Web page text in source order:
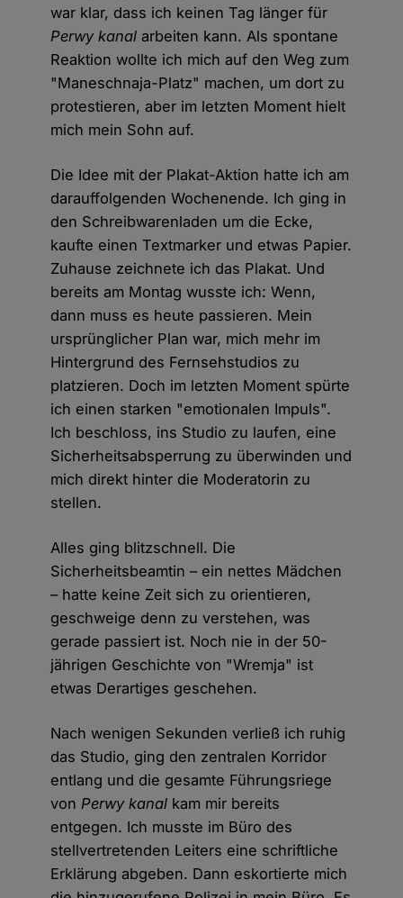
war klar, dass ich keinen Tag länger für
Perwy kanalarbeiten kann. Als spontane
Reaktion wollte ich mich auf den Weg zum
"Maneschnaja-Platz" machen, um dort zu
protestieren, aber im letzten Moment hielt
mich mein Sohn auf.
Die Idee mit der Plakat-Aktion hatte ich am
darauffolgenden Wochenende. Ich ging in
den Schreibwarenladen um die Ecke,
kaufte einen Textmarker und etwas Papier.
Zuhause zeichnete ich das Plakat. Und
bereits am Montag wusste ich: Wenn,
dann muss es heute passieren. Mein
ursprünglicher Plan war, mich mehr im
Hintergrund des Fernsehstudios zu
platzieren. Doch im letzten Moment spürte
ich einen starken "emotionalen Impuls".
Ich beschloss, ins Studio zu laufen, eine
Sicherheitsabsperrung zu überwinden und
mich direkt hinter die Moderatorin zu
stellen.
Alles ging blitzschnell. Die
Sicherheitsbeamtin – ein nettes Mädchen
– hatte keine Zeit sich zu orientieren,
geschweige denn zu verstehen, was
gerade passiert ist. Noch nie in der 50-
jährigen Geschichte von "Wremja" ist
etwas Derartiges geschehen.
Nach wenigen Sekunden verließ ich ruhig
das Studio, ging den zentralen Korridor
entlang und die gesamte Führungsriege
vonPerwy kanal kam mir bereits
entgegen. Ich musste im Büro des
stellvertretenden Leiters eine schriftliche
Erklärung abgeben. Dann eskortierte mich